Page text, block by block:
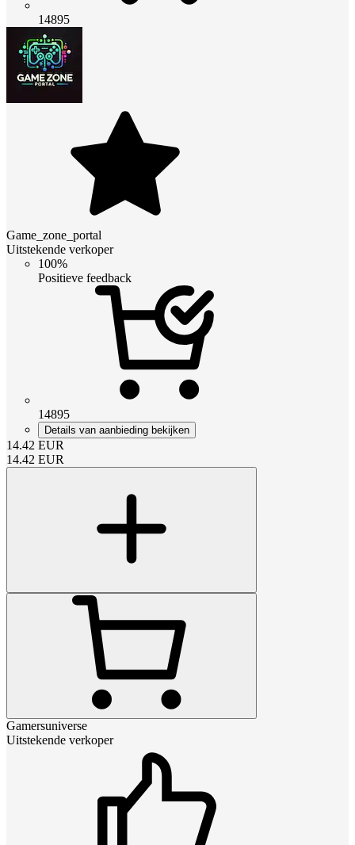
14895
Game_zone_portal
Uitstekende verkoper
100%
Positieve feedback
14895
Details van aanbieding bekijken
14.42 EUR
14.42 EUR
Gamersuniverse
Uitstekende verkoper